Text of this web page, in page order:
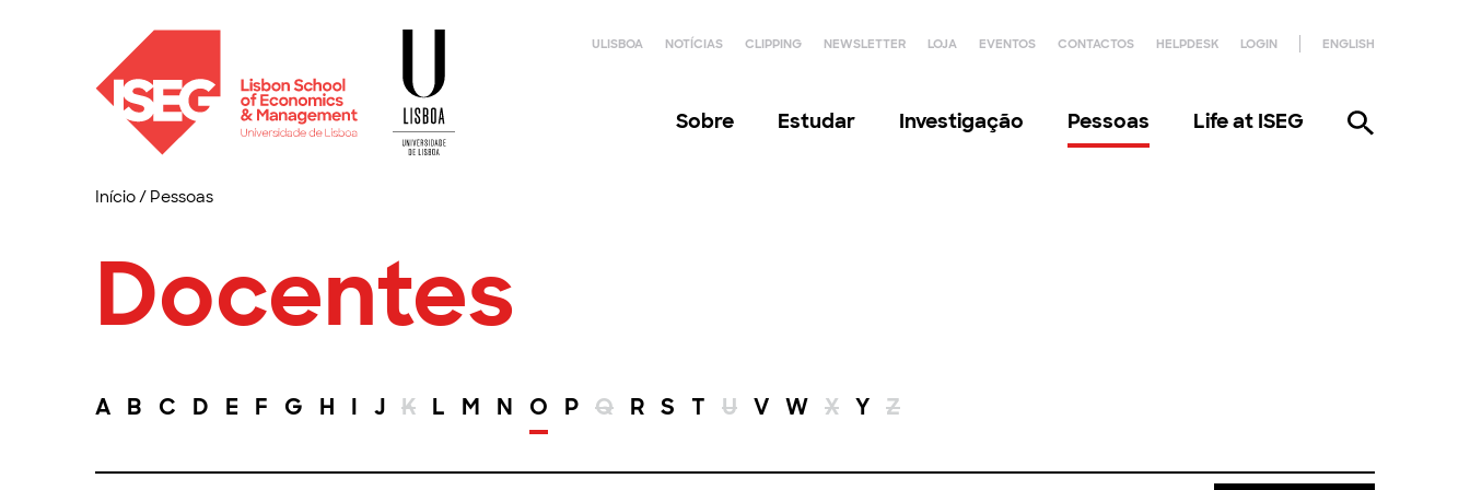
ULISBOA NOTÍCIAS CLIPPING NEWSLETTER LOJA EVENTOS CONTACTOS HELPDESK LOGIN ENGLISH
Sobre Estudar Investigação Pessoas Life at ISEG
Início/ Pessoas
Docentes
A B C D E F G H I J K L M N O P Q R S T U V W X Y Z